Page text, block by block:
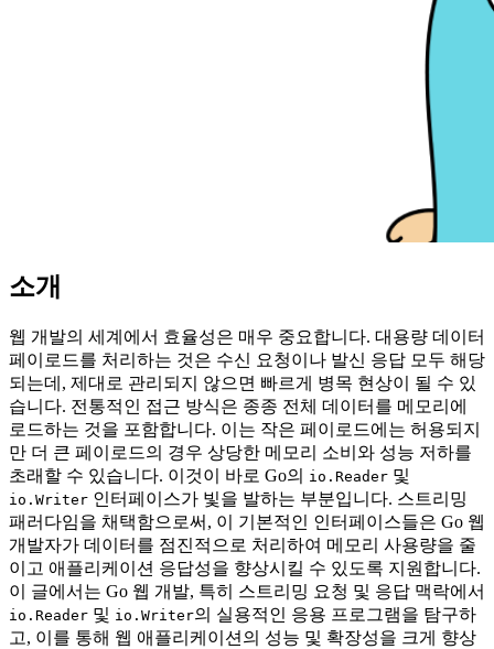
소개
웹 개발의 세계에서 효율성은 매우 중요합니다. 대용량 데이터
페이로드를 처리하는 것은 수신 요청이나 발신 응답 모두 해당
되는데, 제대로 관리되지 않으면 빠르게 병목 현상이 될 수 있
습니다. 전통적인 접근 방식은 종종 전체 데이터를 메모리에
로드하는 것을 포함합니다. 이는 작은 페이로드에는 허용되지
만 더 큰 페이로드의 경우 상당한 메모리 소비와 성능 저하를
초래할 수 있습니다. 이것이 바로 Go의 io.Reader 및
io.Writer 인터페이스가 빛을 발하는 부분입니다. 스트리밍
패러다임을 채택함으로써, 이 기본적인 인터페이스들은 Go 웹
개발자가 데이터를 점진적으로 처리하여 메모리 사용량을 줄
이고 애플리케이션 응답성을 향상시킬 수 있도록 지원합니다.
이 글에서는 Go 웹 개발, 특히 스트리밍 요청 및 응답 맥락에서
io.Reader 및 io.Writer의 실용적인 응용 프로그램을 탐구하
고, 이를 통해 웹 애플리케이션의 성능 및 확장성을 크게 향상